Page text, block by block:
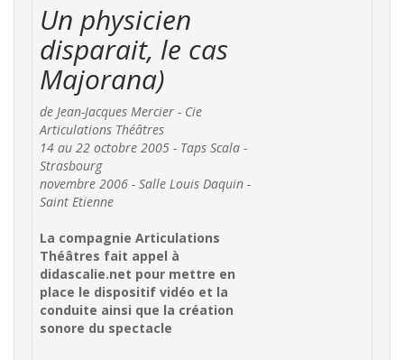
Un physicien
disparait, le cas
Majorana)
de Jean-Jacques Mercier - Cie
Articulations Théâtres
14 au 22 octobre 2005 - Taps Scala -
Strasbourg
novembre 2006 - Salle Louis Daquin -
Saint Etienne
La compagnie Articulations
Théâtres fait appel à
didascalie.net pour mettre en
place le dispositif vidéo et la
conduite ainsi que la création
sonore du spectacle